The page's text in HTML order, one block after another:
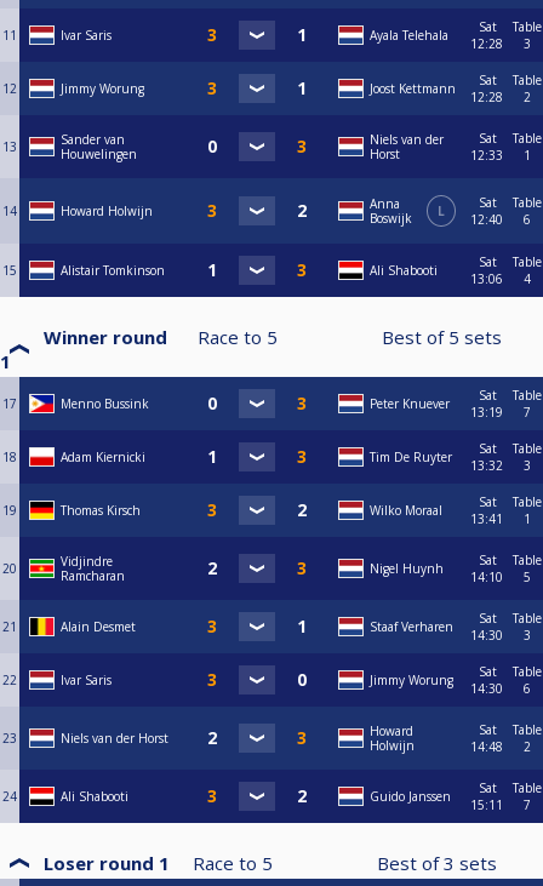
11 Ivar Saris Ayala Telehala
Sat
12:28
Table
3
12 Jimmy Worung Joost Kettmann
Sat
12:28
Table
2
13
Sander van
Houwelingen
Niels van der
Horst
Sat
12:33
Table
1
14 Howard Holwijn
Anna
Boswijk
L
Sat
12:40
Table
6
15 Alistair Tomkinson Ali Shabooti
Sat
13:06
Table
4
Winner round
1
Race to 5 Best of 5 sets
17 Menno Bussink Peter Knuever
Sat
13:19
Table
7
18 Adam Kiernicki Tim De Ruyter
Sat
13:32
Table
3
19 Thomas Kirsch Wilko Moraal
Sat
13:41
Table
1
20
Vidjindre
Ramcharan
Nigel Huynh
Sat
14:10
Table
5
21 Alain Desmet Staaf Verharen
Sat
14:30
Table
3
22 Ivar Saris Jimmy Worung
Sat
14:30
Table
6
23 Niels van der Horst
Howard
Holwijn
Sat
14:48
Table
2
24 Ali Shabooti Guido Janssen
Sat
15:11
Table
7
Loser round 1 Race to 5 Best of3 sets